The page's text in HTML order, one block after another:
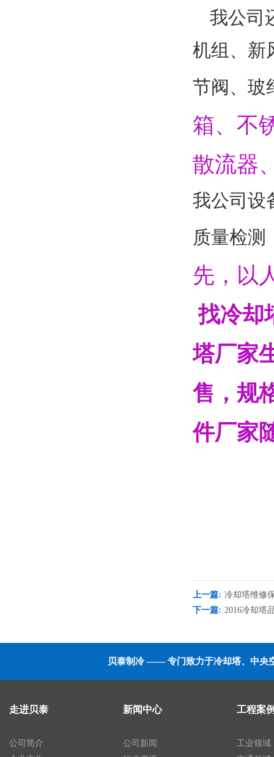
我公司
机组、新
节阀、玻
箱、不
散流器
我公司设
质量检测
先，以
找冷却
塔厂家
售，规
件厂家
上一篇: 冷却塔维修
下一篇: 2016冷却塔
贝泰制冷 —— 专门致力于冷却塔、中央
走进贝泰
公司简介
新闻中心
公司新闻
工程案
工业领域